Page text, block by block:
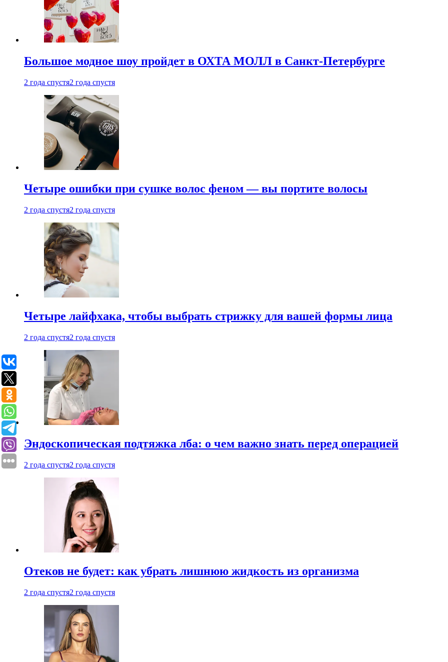
Большое модное шоу пройдет в ОХТА МОЛЛ в Санкт-Петербурге
2 года спустя2 года спустя
Четыре ошибки при сушке волос феном — вы портите волосы
2 года спустя2 года спустя
Четыре лайфхака, чтобы выбрать стрижку для вашей формы лица
2 года спустя2 года спустя
Эндоскопическая подтяжка лба: о чем важно знать перед операцией
2 года спустя2 года спустя
Отеков не будет: как убрать лишнюю жидкость из организма
2 года спустя2 года спустя